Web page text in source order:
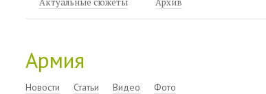
Армия
Новости Статьи Видео Фото